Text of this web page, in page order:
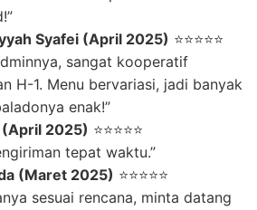
Syafei (April 2025) ⭐⭐⭐⭐⭐
sangat kooperatif
H-1. Menu bervariasi, jadi banyak
enak!”
(April 2025) ⭐⭐⭐⭐⭐
tepat waktu.”
(Maret 2025) ⭐⭐⭐⭐⭐
sesuai rencana, minta datang